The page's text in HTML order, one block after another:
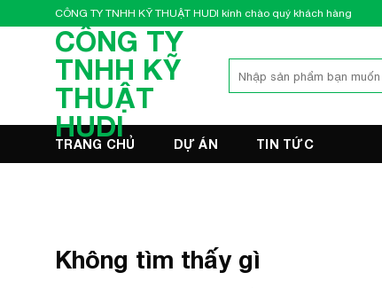
qua
CÔNG TY TNHH KỸ THUẬT HUDI kính chào quý khách hàng
CÔNG TY
TNHH KỸ
THUẬT
HUDI
kiếm:
TRANG CHỦ DỰ ÁN TIN TỨC
Không tìm thấy gì